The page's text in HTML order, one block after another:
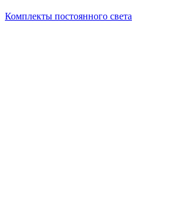
Комплекты постоянного света